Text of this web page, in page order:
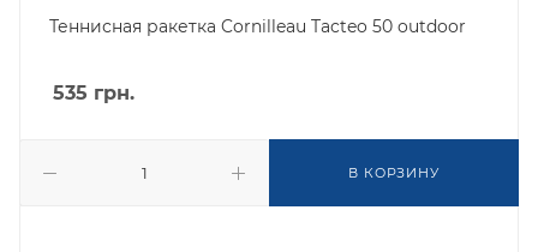
Теннисная ракетка Cornilleau Tacteo 50 outdoor
535 грн.
В КОРЗИНУ